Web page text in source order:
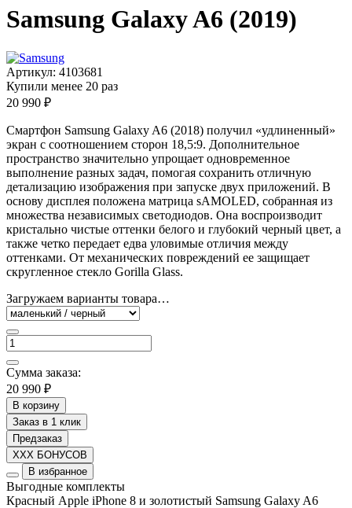
Samsung Galaxy A6 (2019)
Артикул: 4103681
Купили менее 20 раз
20 990 ₽
Смартфон Samsung Galaxy A6 (2018) получил «удлиненный»
экран с соотношением сторон 18,5:9. Дополнительное
пространство значительно упрощает одновременное
выполнение разных задач, помогая сохранить отличную
детализацию изображения при запуске двух приложений. В
основу дисплея положена матрица sAMOLED, собранная из
множества независимых светодиодов. Она воспроизводит
кристально чистые оттенки белого и глубокий черный цвет, а
также четко передает едва уловимые отличия между
оттенками. От механических повреждений ее защищает
скругленное стекло Gorilla Glass.
Загружаем варианты товара…
Сумма заказа:
20 990 ₽
В корзину
Заказ в 1 клик
Предзаказ
XXX БОНУСОВ
В избранное
Выгодные комплекты
Красный Apple iPhone 8 и золотистый Samsung Galaxy A6